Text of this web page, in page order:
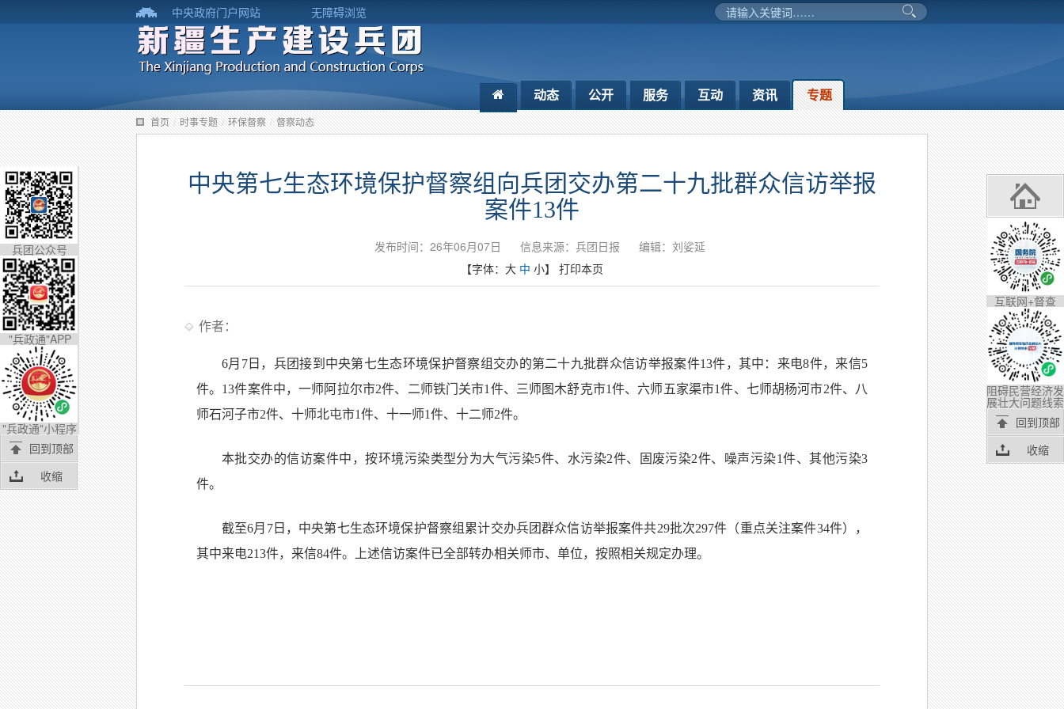
中央政府门户网站 无障碍浏览
动态 公开 服务 互动 资讯 专题
首页 / 时事专题 / 环保督察 / 督察动态
中央第七生态环境保护督察组向兵团交办第二十九批群众信访举报
案件13件
发布时间：26年06月07日 信息来源：​兵团日报
编辑：刘娑延
【字体： 大 中 小】 打印本页
作者：
6月7日，兵团接到中央第七生态环境保护督察组交办的第二十九批群众信访举报案件13件，其中：来电8件，来信5
件。13件案件中，一师阿拉尔市2件、二师铁门关市1件、三师图木舒克市1件、六师五家渠市1件、七师胡杨河市2件、八
师石河子市2件、十师北屯市1件、十一师1件、十二师2件。
本批交办的信访案件中，按环境污染类型分为大气污染5件、水污染2件、固废污染2件、噪声污染1件、其他污染3
件。
截至6月7日，中央第七生态环境保护督察组累计交办兵团群众信访举报案件共29批次297件（重点关注案件34件），
其中来电213件，来信84件。上述信访案件已全部转办相关师市、单位，按照相关规定办理。
互联网+督查
阻碍民营经济发
展壮大问题线索
回到顶部
收缩
兵团公众号
"兵政通"APP
"兵政通"小程序
回到顶部
收缩